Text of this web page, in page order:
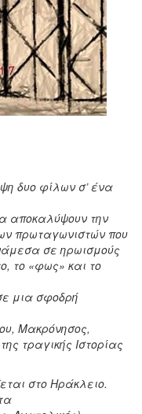
δυο φίλων σ’ ένα
αποκαλύψουν την
πρωταγωνιστών που
σε ηρωισμούς
το «φως» και το
μια σφοδρή
Μακρόνησος,
τραγικής Ιστορίας
στο Ηράκλειο.